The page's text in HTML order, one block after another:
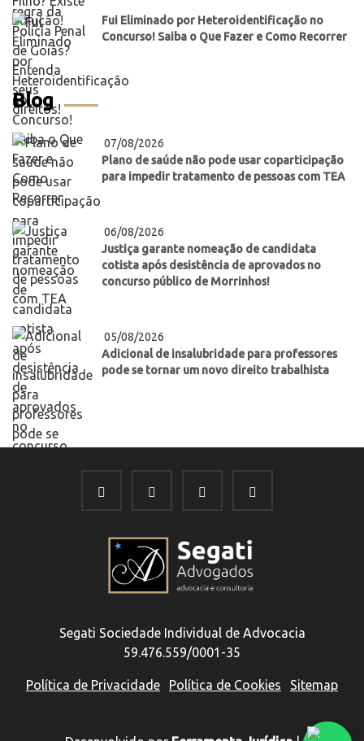
Fui Eliminado por Heteroidentificação no
Concurso! Saiba o Que Fazer e Como Recorrer
Blog
07/08/2026
Plano de saúde não pode usar coparticipação
para impedir tratamento de pessoas com TEA
06/08/2026
Justiça garante nomeação de candidata
cotista após desistência de aprovados no
concurso público de Morrinhos!
05/08/2026
Adicional de insalubridade para professores
pode se tornar um novo direito trabalhista
Segati Sociedade Individual de Advocacia
59.476.559/0001-35
Política de Privacidade Política de Cookies Sitemap